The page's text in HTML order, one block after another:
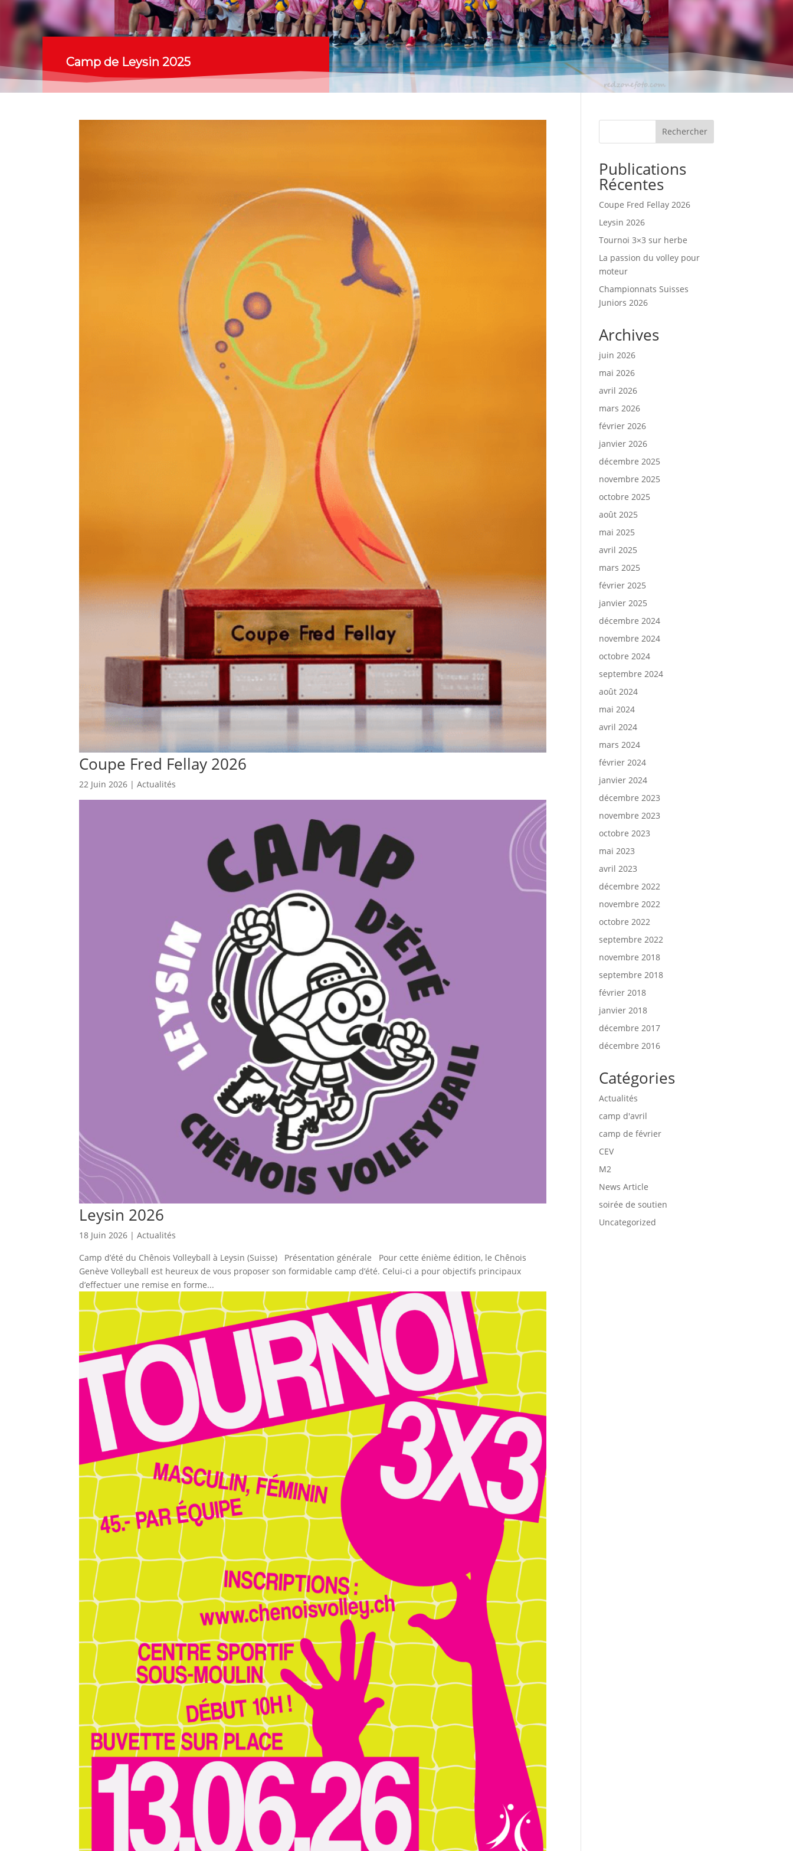
Camp de Leysin 2025
Coupe Fred Fellay 2026
22 Juin 2026 |Actualités
Leysin 2026
18 Juin 2026 |Actualités
Camp d’été du Chênois Volleyball à Leysin (Suisse) Présentation générale Pour cette énième édition, le Chênois
Genève Volleyball est heureux de vous proposer son formidable camp d’été. Celui-ci a pour objectifs principaux
d’effectuer une remise en forme...
Rechercher
Publications
Récentes
Coupe Fred Fellay 2026
Leysin 2026
Tournoi 3×3 sur herbe
La passion du volley pour
moteur
Championnats Suisses
Juniors 2026
Archives
juin 2026
mai 2026
avril 2026
mars 2026
février 2026
janvier 2026
décembre 2025
novembre 2025
octobre 2025
août 2025
mai 2025
avril 2025
mars 2025
février 2025
janvier 2025
décembre 2024
novembre 2024
octobre 2024
septembre 2024
août 2024
mai 2024
avril 2024
mars 2024
février 2024
janvier 2024
décembre 2023
novembre 2023
octobre 2023
mai 2023
avril 2023
décembre 2022
novembre 2022
octobre 2022
septembre 2022
novembre 2018
septembre 2018
février 2018
janvier 2018
décembre 2017
décembre 2016
Catégories
Actualités
camp d'avril
camp de février
CEV
M2
News Article
soirée de soutien
Uncategorized